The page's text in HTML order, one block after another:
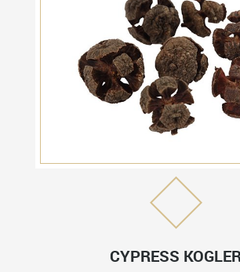
CYPRESS